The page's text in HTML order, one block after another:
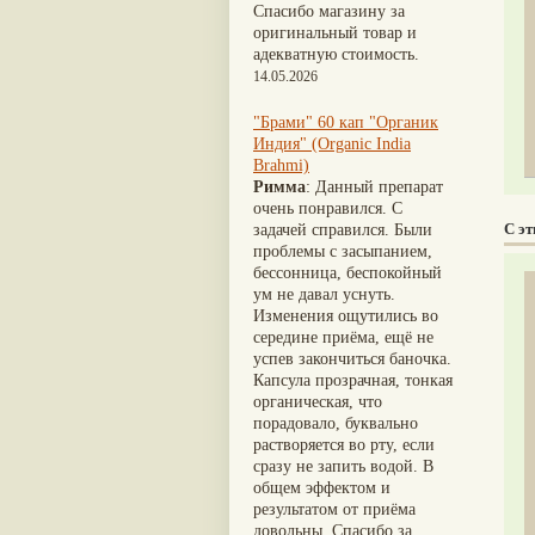
С
(3)
Аштаваргам
Брихатьяди(3)
Видарьяди(3)
Гуггул
Дханвантарам 101(3)
Дханвантарам тайлам(3)
Кайлаш дживан(3)
Кальянака гритам(3)
Кримикутхар рас(3)
Кунжутное масло (3)
Кутаджа(3)
Кширабала(3)
Лив 52(3)
more...
Шиладжит
(19)
Кориандр
Зира(17)
Крапива индийская(17)
Патола
Холарена - Кутаджа(17)
Шионака(17)
Аджван/Ажгон(16)
Акация катеху(16)
Кальций(16)
Укроп пахучий(16)
Дашамула(15)
Лодхра(14)
Моринга(14)
Перец кубеба(14)
Сахарный тростник
Бхунимба/Андрографис
метельчатый(13)
Гвоздика(13)
Кассия трубчатая(13)
Мезуя железная(13)
Спасибо магазину за
оригинальный товар и
адекватную стоимость.
14.05.2026
"Брами" 60 кап "Органик
Индия" (Organic India
Brahmi)
Римма: Данный препарат
очень понравился. С
задачей справился. Были
проблемы с засыпанием,
бессонница, беспокойный
ум не давал уснуть.
Изменения ощутились во
середине приёма, ещё не
успев закончиться баночка.
Капсула прозрачная, тонкая
органическая, что
порадовало, буквально
растворяется во рту, если
сразу не запить водой. В
общем эффектом и
результатом от приёма
довольны. Спасибо за